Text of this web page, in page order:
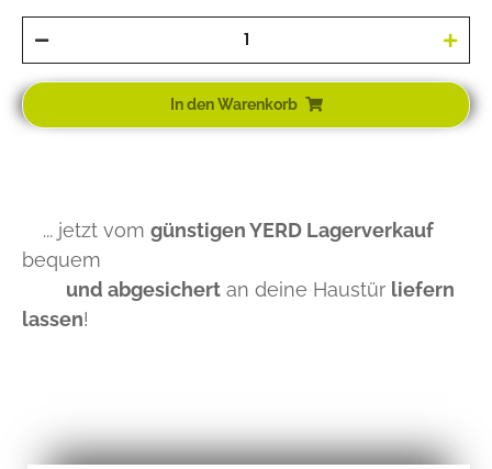
In den Warenkorb
... jetzt vom günstigen YERD Lagerverkauf
bequem
und abgesichert an deine Haustür liefern
lassen!